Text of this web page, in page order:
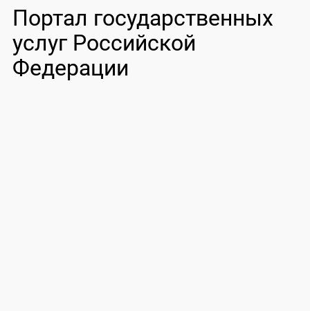
Портал государственных
услуг Российской
Федерации